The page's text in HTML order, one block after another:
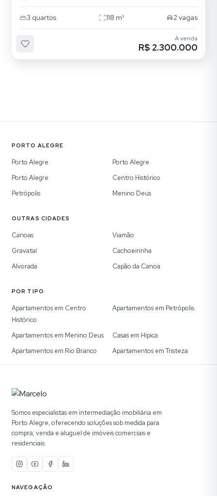
3 quartos 118 m² 2vagas
À venda
R$ 2.300.000
PORTO ALEGRE
Porto Alegre
Porto Alegre
Porto Alegre
Centro Histórico
Petrópolis
Menino Deus
OUTRAS CIDADES
Canoas
Viamão
Gravataí
Cachoeirinha
Alvorada
Capão da Canoa
POR TIPO
Apartamentos em Centro
Histórico
Apartamentos em Petrópolis
Apartamentos em Menino Deus
Casas em Hípica
Apartamentos em Rio Branco
Apartamentos em Tristeza
Somos especialistas em intermediação imobiliária em
Porto Alegre, oferecendo soluções sob medida para
compra, venda e aluguel de imóveis comerciais e
residenciais.
NAVEGAÇÃO